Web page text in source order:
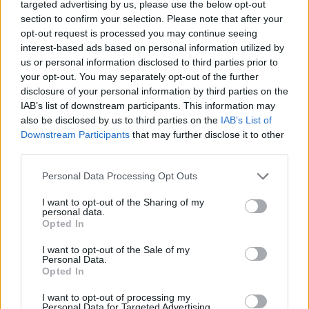
targeted advertising by us, please use the below opt-out
section to confirm your selection. Please note that after your
opt-out request is processed you may continue seeing
interest-based ads based on personal information utilized by
us or personal information disclosed to third parties prior to
your opt-out. You may separately opt-out of the further
disclosure of your personal information by third parties on the
IAB’s list of downstream participants. This information may
also be disclosed by us to third parties on the IAB’s List of
Downstream Participants that may further disclose it to other
Personal Data Processing Opt Outs
I want to opt-out of the Sharing of my
personal data.
Opted In
I want to opt-out of the Sale of my
Personal Data.
Opted In
I want to opt-out of processing my
Personal Data for Targeted Advertising.
14:34
Χαμός με τον Μπρούκλιν Μπέκαμ που έβρασε ζυμαρικά
με θαλασσινό νερό (video)
14:26
Καλοκαίρι και αλλεργίες: Πότε απαιτείται προσοχή και
ποια συμπτώματα δεν πρέπει να αγνοούμε
Φρουροί της Επανάστασης: Το άνοιγμα των Στενών του
Ορμούζ δεν σχετίζεται με τις διαπραγματεύσεις
Χαλκιδική: Στο «Παπαγεωργίου» οδηγός μοτοσικλέτας
που τραυματίστηκε σε τροχαίο